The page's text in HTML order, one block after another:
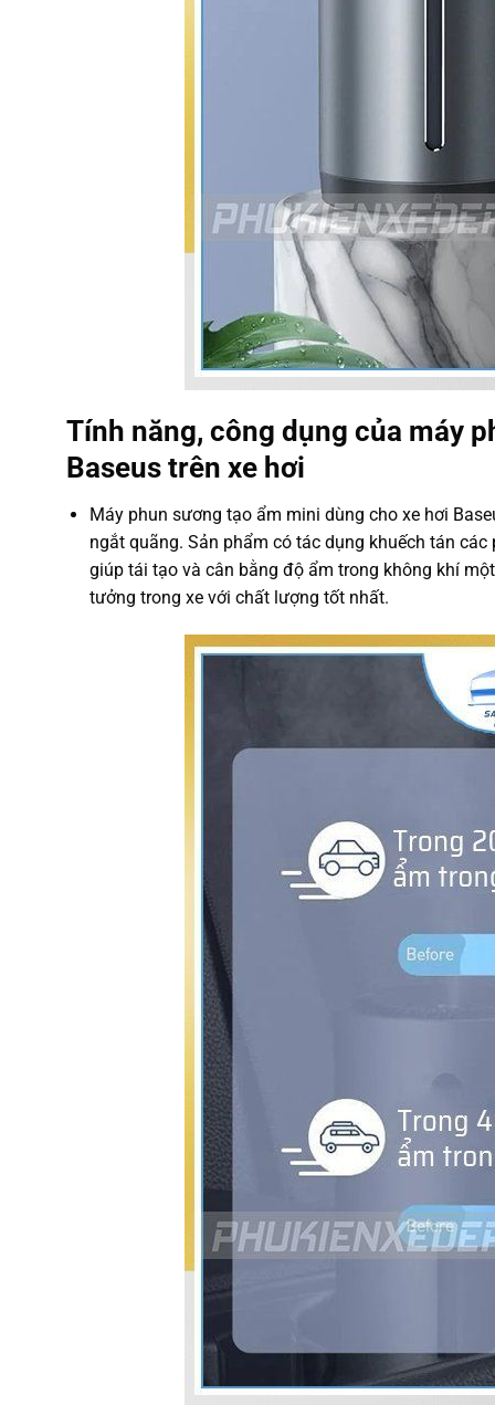
Tính năng, công dụng của máy
Baseus trên xe hơi
Máy phun sương tạo ẩm mini dùng cho xe hơi
ngắt quãng. Sản phẩm có tác dụng khuếch tán
giúp tái tạo và cân bằng độ ẩm trong không khí
tưởng trong xe với chất lượng tốt nhất.